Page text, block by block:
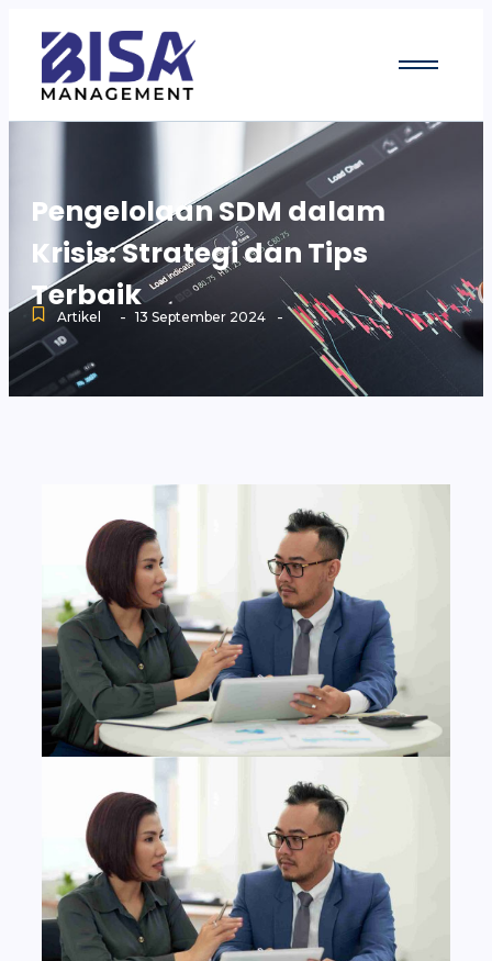
Pengelolaan SDM dalam
Krisis: Strategi dan Tips
Terbaik
Artikel - 13 September 2024 -